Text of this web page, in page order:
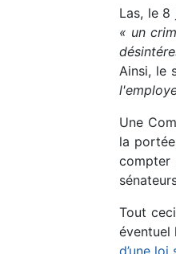
Las, le 8
« un
Ainsi, le
Une
la
compter
Tout
éventuel
d’une